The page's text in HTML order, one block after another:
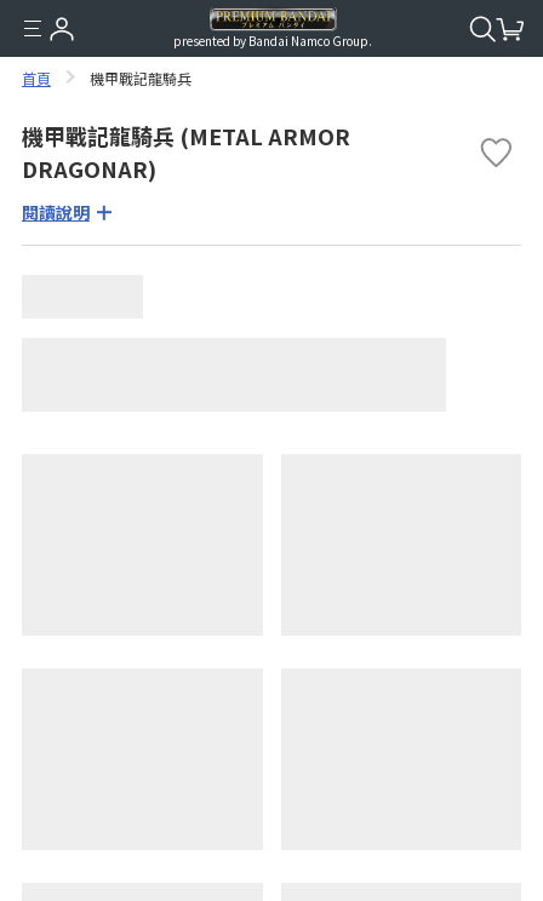
presented by Bandai Namco Group.
首頁 機甲戰記龍騎兵
機甲戰記龍騎兵 (METAL ARMOR
DRAGONAR)
閱讀說明